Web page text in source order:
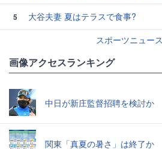
5
大谷夫妻 夏はテラスで食事?
スポーツニュー
画像アクセスランキング
中日が新庄監督招聘を検討か
関東「真夏の暑さ」は終了か